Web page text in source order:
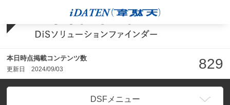
本日時点掲載コンテンツ数
更新日 2024/09/03 829
DSFメニュー